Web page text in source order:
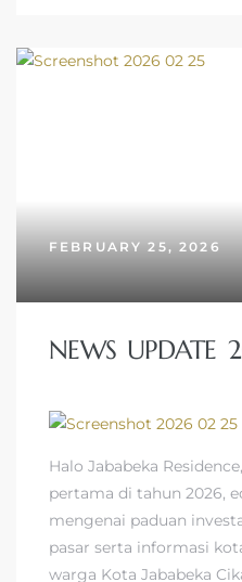
FEBRUARY 25, 2026
NEWS UPDATE
Halo Jababeka
pertama di tahun 2026,
mengenai paduan
pasar serta informasi
warga Kota Jababeka